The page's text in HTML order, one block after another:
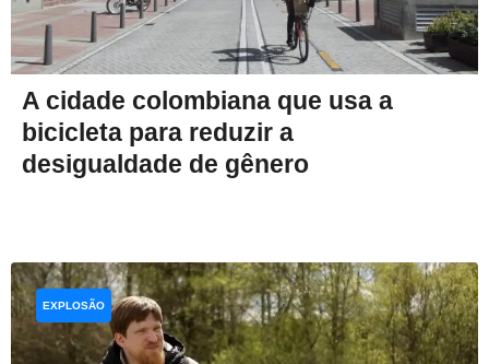
A cidade colombiana que usa a
bicicleta para reduzir a
desigualdade de gênero
EXPLOSÃO